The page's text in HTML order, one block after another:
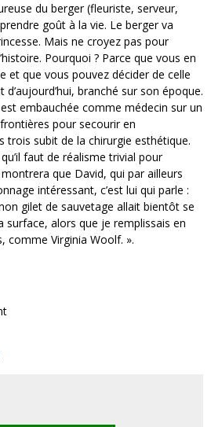
du berger (fleuriste, serveur,
goût à la vie. Le berger va
Mais ne croyez pas pour
Pourquoi ? Parce que vous en
et que vous pouvez décider de celle
d’aujourd’hui, branché sur son époque.
embauchée comme médecin sur un
pour secourir en
trois subit de la chirurgie esthétique.
faut de réalisme trivial pour
que David, qui par ailleurs
intéressant, c’est lui qui parle :
gilet de sauvetage allait bientôt se
surface, alors que je remplissais en
comme Virginia Woolf. ».